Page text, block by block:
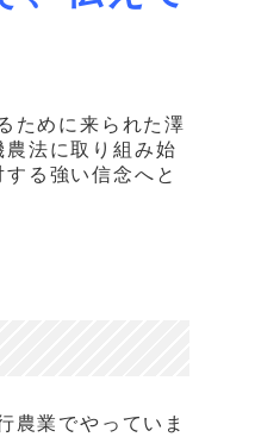
ために来られた澤
法に取り組み始
る強い信念へと
農業でやっていま